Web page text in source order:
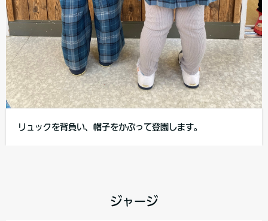
リュックを背負い、帽子をかぶって登園します。
ジャージ